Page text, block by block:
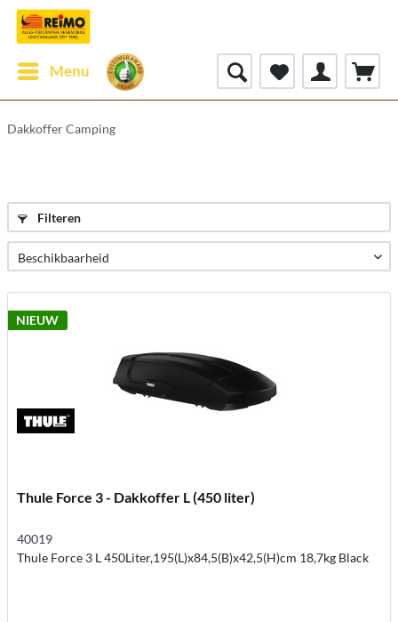
Menu
Dakkoffer Camping
Filteren
NIEUW
Thule Force 3 - Dakkoffer L (450 liter)
40019
Thule Force 3 L 450Liter,195(L)x84,5(B)x42,5(H)cm 18,7kg Black